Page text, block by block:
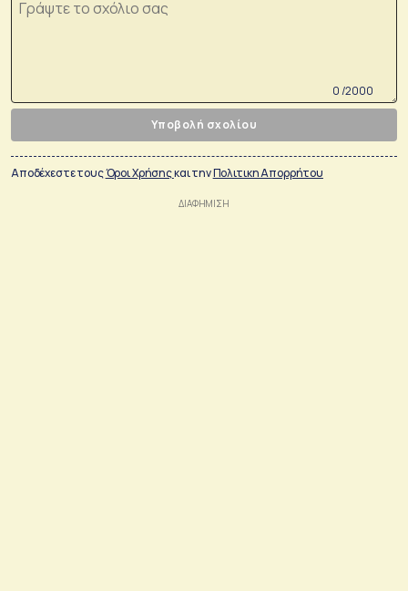
0 /2000
Υποβολή σχολίου
Αποδέχεστε τουςΌροι Χρήσηςκαι τηνΠολιτικη Απορρήτου